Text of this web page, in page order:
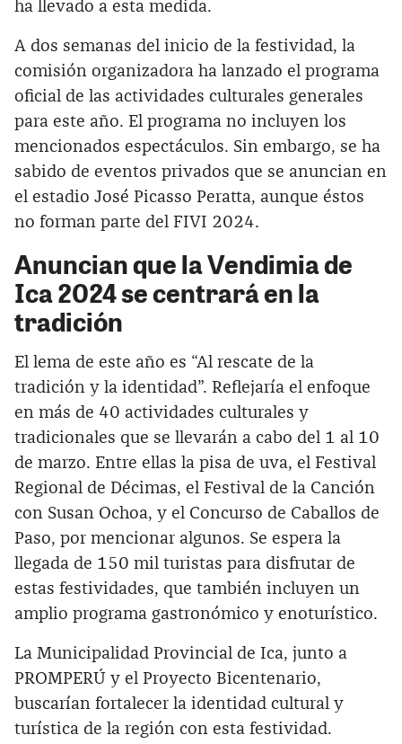
ha llevado a esta medida.
A dos semanas del inicio de la festividad, la
comisión organizadora ha lanzado el programa
oficial de las actividades culturales generales
para este año. El programa no incluyen los
mencionados espectáculos. Sin embargo, se ha
sabido de eventos privados que se anuncian en
el estadio José Picasso Peratta, aunque éstos
no forman parte del FIVI 2024.
Anuncian que la Vendimia de
Ica 2024 se centrará en la
tradición
El lema de este año es “Al rescate de la
tradición y la identidad”. Reflejaría el enfoque
en más de 40 actividades culturales y
tradicionales que se llevarán a cabo del 1 al 10
de marzo. Entre ellas la pisa de uva, el Festival
Regional de Décimas, el Festival de la Canción
con Susan Ochoa, y el Concurso de Caballos de
Paso, por mencionar algunos. Se espera la
llegada de 150 mil turistas para disfrutar de
estas festividades, que también incluyen un
amplio programa gastronómico y enoturístico.
La Municipalidad Provincial de Ica, junto a
PROMPERÚ y el Proyecto Bicentenario,
buscarían fortalecer la identidad cultural y
turística de la región con esta festividad.